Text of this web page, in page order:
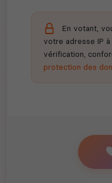
En votant,
votre adresse IP
vérification,
protection des